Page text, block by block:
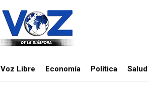
Voz Libre Economía Política Salud